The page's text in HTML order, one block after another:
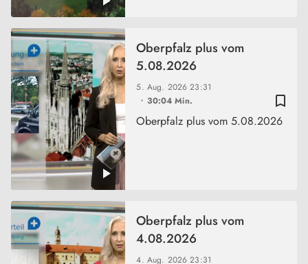
bookmark_border
5. Aug. 202623:31
30:04 Min.
Oberpfalz plus vom
5.08.2026
Oberpfalz plus vom 5.08.2026
4. Aug. 202623:31
Oberpfalz plus vom
4.08.2026